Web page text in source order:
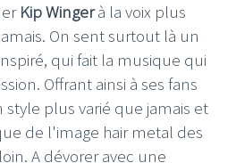
Kip Wingerà la voix plus
On sent surtout là un
qui fait la musique qui
Offrant ainsi à ses fans
plus varié que jamais et
de l'image hair metal des
A dévorer avec une